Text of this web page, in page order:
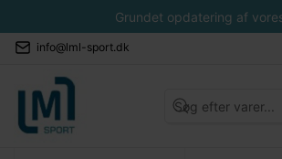
Grundet opdatering af
info@lml-sport.dk